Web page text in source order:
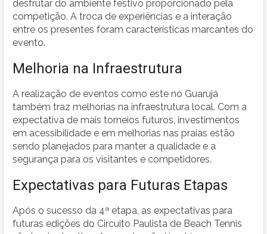
desfrutar do ambiente festivo proporcionado pela
competição. A troca de experiências e a interação
entre os presentes foram características marcantes do
evento.
Melhoria na Infraestrutura
A realização de eventos como este no Guarujá
também traz melhorias na infraestrutura local. Com a
expectativa de mais torneios futuros, investimentos
em acessibilidade e em melhorias nas praias estão
sendo planejados para manter a qualidade e a
segurança para os visitantes e competidores.
Expectativas para Futuras Etapas
Após o sucesso da 4ª etapa, as expectativas para
futuras edições do Circuito Paulista de Beach Tennis